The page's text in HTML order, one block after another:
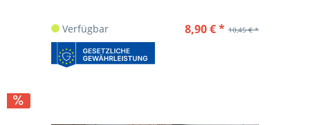
Verfügbar 10,45 € *
8,90 € *